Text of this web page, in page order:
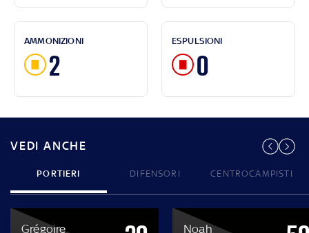
AMMONIZIONI
2
ESPULSIONI
0
VEDI ANCHE
PORTIERI DIFENSORI CENTROCAMPISTI
Grégoire Noah